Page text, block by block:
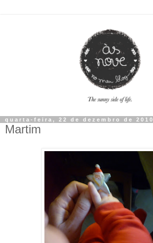
quarta-feira, 22 de dezembro de 2010
Martim